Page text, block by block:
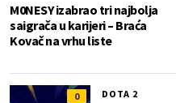
M0NESY izabrao tri najbolja
saigrača u karijeri – Braća
Kovač na vrhu liste
0 DOTA 2